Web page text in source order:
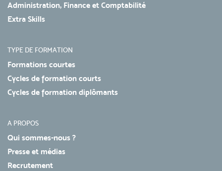
Administration, Finance et Comptabilité
Extra Skills
TYPE DE FORMATION
Formations courtes
Cycles de formation courts
Cycles de formation diplômants
A PROPOS
Qui sommes-nous ?
Presse et médias
Recrutement